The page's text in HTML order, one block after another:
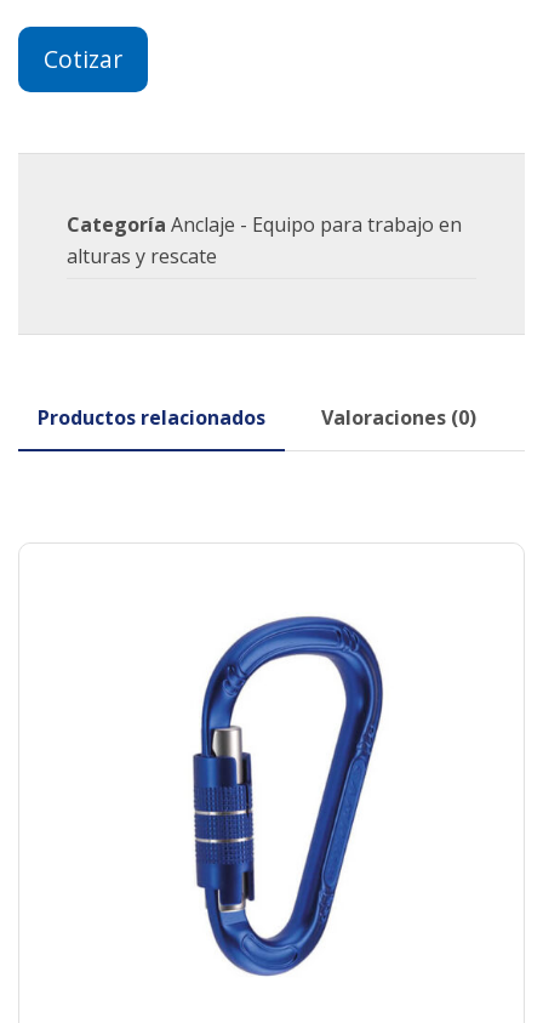
Cotizar
Categoría Anclaje - Equipo para trabajo en
alturas y rescate
Productos relacionados Valoraciones (0)